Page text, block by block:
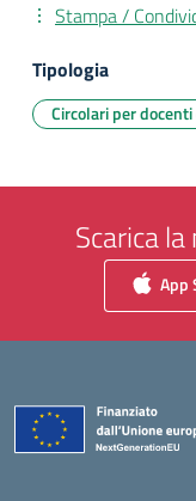
Stampa /
Tipologia
Circolari per docenti
Scarica
App